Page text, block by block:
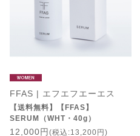
FFAS | エフエフエーエス
【送料無料】【FFAS】
SERUM（WHT・40g）
12,000円 (税込:13,200円)